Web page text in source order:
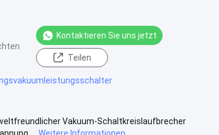
Kontaktieren Sie uns jetzt
Teilen
Vakuum-Schaltkreislaufbrecher
Weitere Informationen